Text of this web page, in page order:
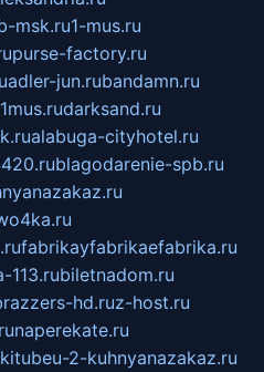
msk.ru1-mus.ru
purse-factory.ru
adler-jun.rubandamn.ru
1mus.rudarksand.ru
alabuga-cityhotel.ru
blagodarenie-spb.ru
fabrikayfabrikaefabrika.ru
113.rubiletnadom.ru
hd.ruz-host.ru
naperekate.ru
kitubeu-2-kuhnyanazakaz.ru